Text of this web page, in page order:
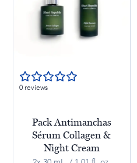
0 reviews
Pack Antimanchas
Sérum Collagen &
Night Cream